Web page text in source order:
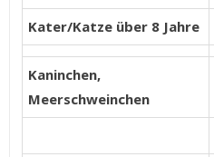
Kater/Katze über 8 Jahre
Kaninchen,
Meerschweinchen